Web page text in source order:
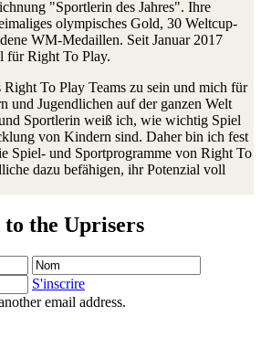
"Sportlerin des Jahres". Ihre
olympisches Gold, 30 Weltcup-
WM-Medaillen. Seit Januar 2017
für Right To Play.
To Play Teams zu sein und mich für
und Jugendlichen auf der ganzen Welt
Sportlerin weiß ich, wie wichtig Spiel
von Kindern sind. Daher bin ich fest
Spiel- und Sportprogramme von Right To
dazu befähigen, ihr Potenzial voll
to the Uprisers
Nom
e-
S'inscrire
email address.